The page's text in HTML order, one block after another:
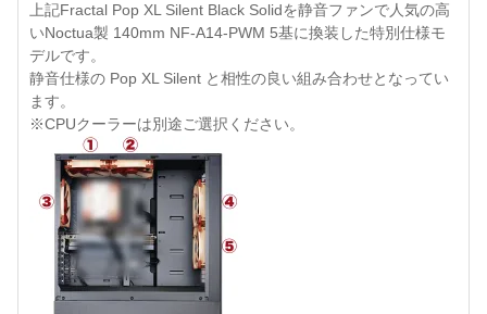
上記Fractal Pop XL Silent Black Solidを静音ファンで人気の高
いNoctua製 140mm NF-A14-PWM 5基に換装した特別仕様モ
デルです。
静音仕様の Pop XL Silent と相性の良い組み合わせとなってい
ます。
※CPUクーラーは別途ご選択ください。